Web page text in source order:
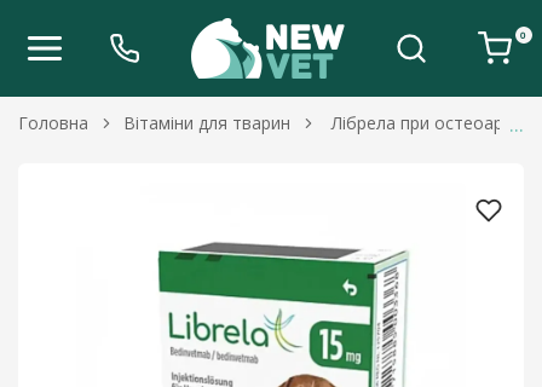
0
Головна Вітаміни для тварин Лібрела при